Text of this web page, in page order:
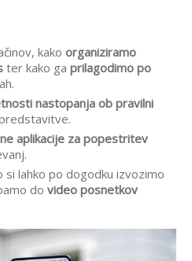
kako organiziramo
ter kako ga prilagodimo po
nastopanja ob pravilni
aplikacije za popestritev
si lahko po dogodku izvozimo
do video posnetkov